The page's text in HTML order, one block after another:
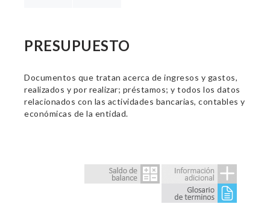
PRESUPUESTO
Documentos que tratan acerca de ingresos y gastos,
realizados y por realizar; préstamos; y todos los datos
relacionados con las actividades bancarias, contables y
económicas de la entidad.